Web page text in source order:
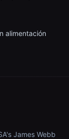
alimentación
James Webb